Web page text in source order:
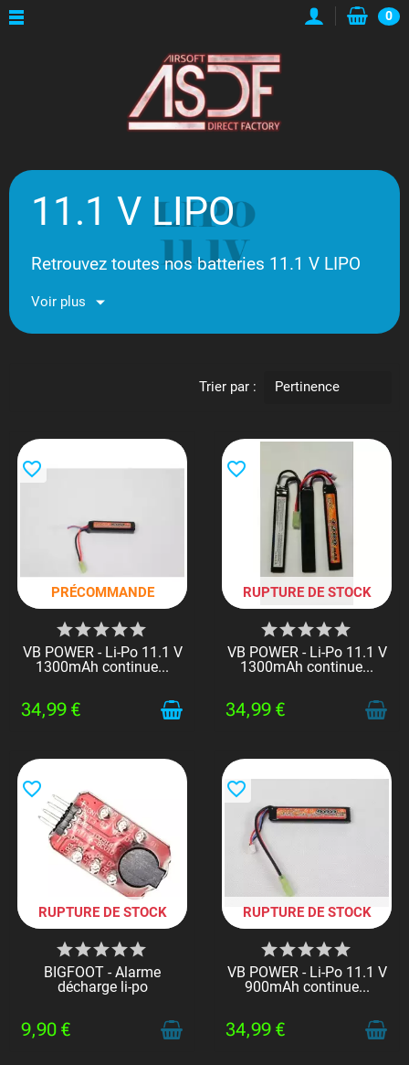
0
11.1 V LIPO
Retrouvez toutes nos batteries 11.1 V LIPO
Voir plus
Trier par : Pertinence
PRÉCOMMANDE
favorite_border
VB POWER - Li-Po 11.1 V
1300mAh continue...
34,99 €
RUPTURE DE STOCK
favorite_border
VB POWER - Li-Po 11.1 V
1300mAh continue...
34,99 €
RUPTURE DE STOCK
favorite_border
BIGFOOT - Alarme
décharge li-po
9,90 €
RUPTURE DE STOCK
favorite_border
VB POWER - Li-Po 11.1 V
900mAh continue...
34,99 €